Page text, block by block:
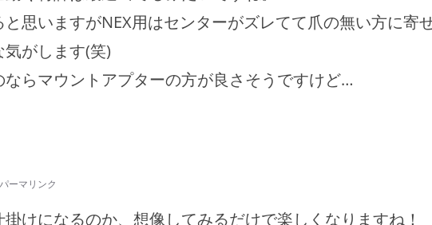
思いますがNEX用はセンターがズレてて爪の無い方に寄
がします(笑)
らマウントアプターの方が良さそうですけど…
パーマリンク
けになるのか、想像してみるだけで楽しくなりますね！